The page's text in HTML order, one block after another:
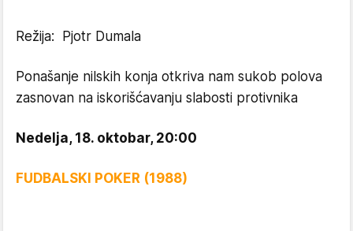
Režija: Pjotr Dumala
Ponašanje nilskih konja otkriva nam sukob polova
zasnovan na iskorišćavanju slabosti protivnika
Nedelja, 18. oktobar, 20:00
FUDBALSKI POKER (1988)